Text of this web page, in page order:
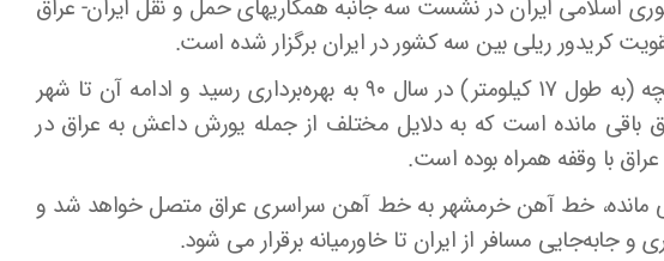
اسلامی ایران در نشست سه جانبه همکاریهای حمل و نقل ایران- عراق
کریدور ریلی بین سه کشور در ایران برگزار شده است.
پروژه اتصال راه‌آهن خرمشهر به شلمچه (به طول ۱۷ کیلومتر) در سال ۹۰ به بهره‌برداری رسید و ادامه آن تا شهر
در خاک عراق باقی مانده است که به دلایل مختلف از جمله یورش داعش به عراق در
خط باقی مانده، خط آهن خرمشهر به خط آهن سراسری عراق متصل خواهد شد و
و جابه‌جایی مسافر از ایران تا خاورمیانه برقرار می شود.